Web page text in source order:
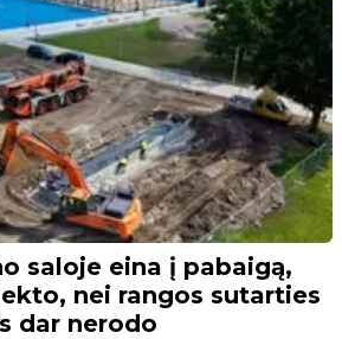
saloje eina į pabaigą,
nei rangos sutarties
dar nerodo